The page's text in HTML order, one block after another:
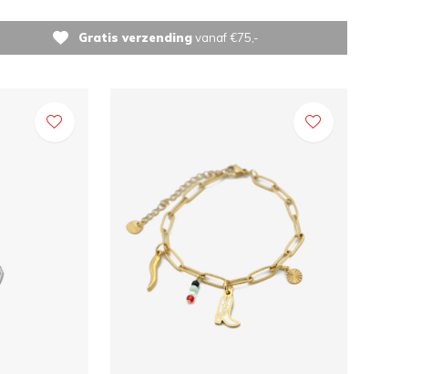
Gratis verzendingvanaf €75,-